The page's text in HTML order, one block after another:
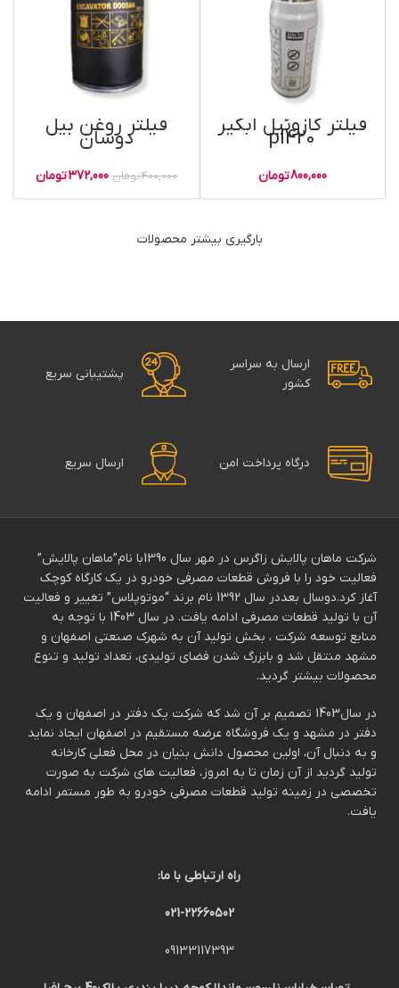
فیلتر گازوئیل آبگیر
pl420
800,000تومان
فیلتر روغن بیل
دوسان
400,000تومان 372,000تومان
بارگیری بیشتر محصولات
ارسال به سراسر
کشور
پشتیبانی سریع
درگاه پرداخت امن ارسال سریع
شرکت ماهان پالایش زاگرس در مهر سال 1390با نام”ماهان پالایش”
فعالیت خود را با فروش قطعات مصرفی خودرو در یک کارگاه کوچک
آغاز کرد.دوسال بعددر سال 1392 نام برند “موتوپلاس” تغییر و فعالیت
آن با تولید قطعات مصرفی ادامه یافت. در سال 1403 با توجه به
منابع توسعه شرکت ، بخش تولید آن به شهرک صنعتی اصفهان و
مشهد منتقل شد و بابزرگ شدن فضای تولیدی، تعداد تولید و تنوع
محصولات بیشتر گردید.
در سال1403 تصمیم بر آن شد که شرکت یک دفتر در اصفهان و یک
دفتر در مشهد و یک فروشگاه عرضه مستقیم در اصفهان ایجاد نماید
و به دنبال آن، اولین محصول دانش بنیان در محل فعلی کارخانه
تولید گردید از آن زمان تا به امروز، فعالیت های شرکت به صورت
تخصصی در زمینه تولید قطعات مصرفی خودرو به طور مستمر ادامه
یافت.
راه ارتباطی با ما:
021-22660502
09133117393